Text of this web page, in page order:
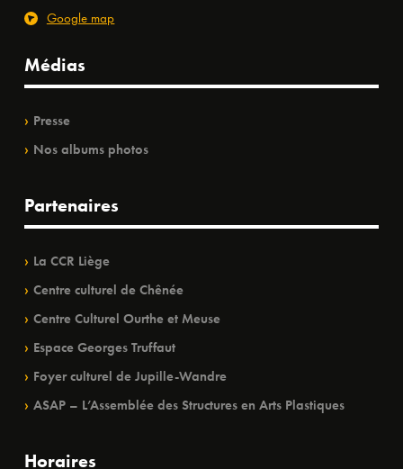
Google map
Médias
Presse
Nos albums photos
Partenaires
La CCR Liège
Centre culturel de Chênée
Centre Culturel Ourthe et Meuse
Espace Georges Truffaut
Foyer culturel de Jupille-Wandre
ASAP – L’Assemblée des Structures en Arts Plastiques
Horaires